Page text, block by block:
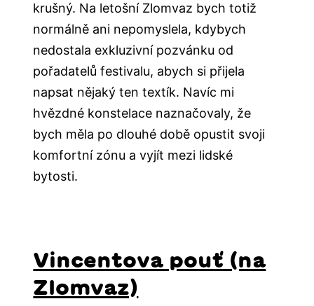
krušný. Na letošní Zlomvaz bych totiž
normálně ani nepomyslela, kdybych
nedostala exkluzivní pozvánku od
pořadatelů festivalu, abych si přijela
napsat nějaký ten textík. Navíc mi
hvězdné konstelace naznačovaly, že
bych měla po dlouhé době opustit svoji
komfortní zónu a vyjít mezi lidské
bytosti.
Vincentova pouť (na
Zlomvaz)